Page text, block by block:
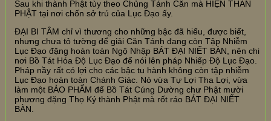
Sau khi thành Phật tùy theo Chủng Tánh Căn mà HIỆN THÂN
PHẬT tại nơi chốn sở trú của Lục Đạo ấy.
ĐẠI BI TÂM chỉ vì thương cho những bậc đã hiểu, được biết,
nhưng chưa tỏ tường để giải Căn Tánh đang còn Tập Nhiễm
Lục Đạo đặng hoàn toàn Ngộ Nhập BÁT ĐẠI NIẾT BÀN, nên chi
nơi Bồ Tát Hóa Độ Lục Đạo để nói lên pháp Nhiếp Độ Lục Đạo.
Pháp nầy rất có lợi cho các bậc tu hành không còn tập nhiễm
Lục Đạo hoàn toàn Chánh Giác. Nó vừa Tự Lợi Tha Lợi, vừa
làm một BẢO PHẨM để Bồ Tát Cúng Dường chư Phật mười
phương đặng Thọ Ký thành Phật mà rốt ráo BÁT ĐẠI NIẾT
BÀN.